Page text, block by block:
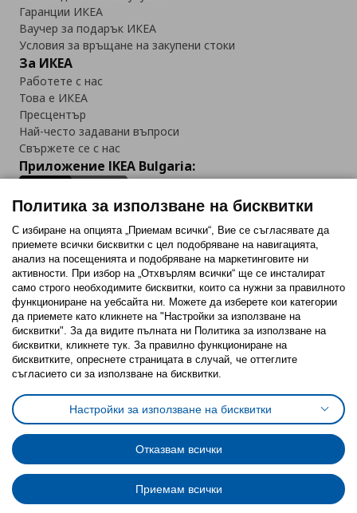
Гаранции ИКЕА
Ваучер за подарък ИКЕА
Условия за връщане на закупени стоки
За ИКЕА
Работете с нас
Това е ИКЕА
Пресцентър
Най-често задавани въпроси
Свържете се с нас
Приложение IKEA Bulgaria:
Последвайте ни:
FacebookTwitterYoutubePinterestInstagram
Политика за използване на бисквитки (Cookies)
Избор на настройки за използване на бисквитки
Условия за ползване на ikea.bgОбща политика за личните данни
Политика за защита на личните данни на ikea.bg
Общи условия на програма IKEA Family
Политика за защита на лични данни на програма IKEA Family
© Inter-IKEA Systems B.V. 1999 - 2025
Политика за използване на бисквитки
С избиране на опцията „Приемам всички“, Вие се съгласявате да
приемете всички бисквитки с цел подобряване на навигацията,
анализ на посещенията и подобряване на маркетинговите ни
активности. При избор на „Отхвърлям всички“ ще се инсталират
само строго необходимитe бисквитки, които са нужни за правилното
функциониране на уебсайта ни. Можете да изберете кои категории
да приемете като кликнете на "Настройки за използване на
бисквитки". За да видите пълната ни Политика за използване на
бисквитки, кликнете тук. За правилно функциониране на
бисквитките, опреснете страницата в случай, че оттеглите
съгласието си за използване на бисквитки.
Настройки за използване на бисквитки
Отказвам всички
Приемам всички